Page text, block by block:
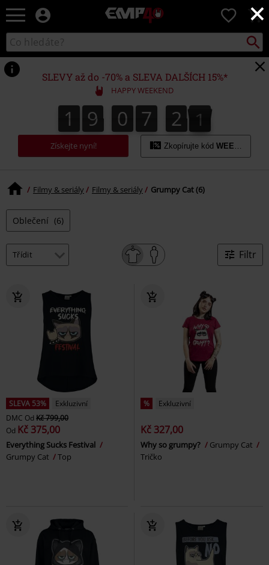
×
EMP
Hudba,
filmy
&
seriály,
Merch
pro
hráče,
Alternativní
móda
0
Katalog
vyhledávání
SLEVY až do -70% a SLEVA DALŠÍCH 15%*
HAPPY WEEKEND
1
1 9
9 0
0 7
7 2
2 0
1
0
2
1
Získejte nyní! Zkopírujte kód WEEKEND
Filmy & seriály Filmy & seriály Grumpy Cat (6)
Oblečení (6)
Filtr
SLEVA 53%
Exkluzivní
DMC Od Kč 799,00
Od Kč 375,00
Everything Sucks Festival
Grumpy Cat
Top
% Exkluzivní
Kč 327,00
Why so grumpy?
Grumpy Cat
Tričko